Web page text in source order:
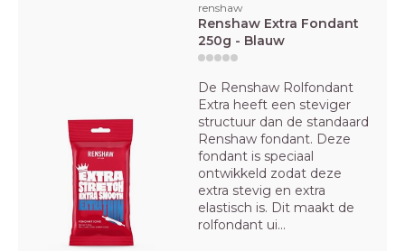
renshaw
Renshaw Extra Fondant
250g - Blauw
De Renshaw Rolfondant
Extra heeft een steviger
structuur dan de standaard
Renshaw fondant. Deze
fondant is speciaal
ontwikkeld zodat deze
extra stevig en extra
elastisch is. Dit maakt de
rolfondant ui...